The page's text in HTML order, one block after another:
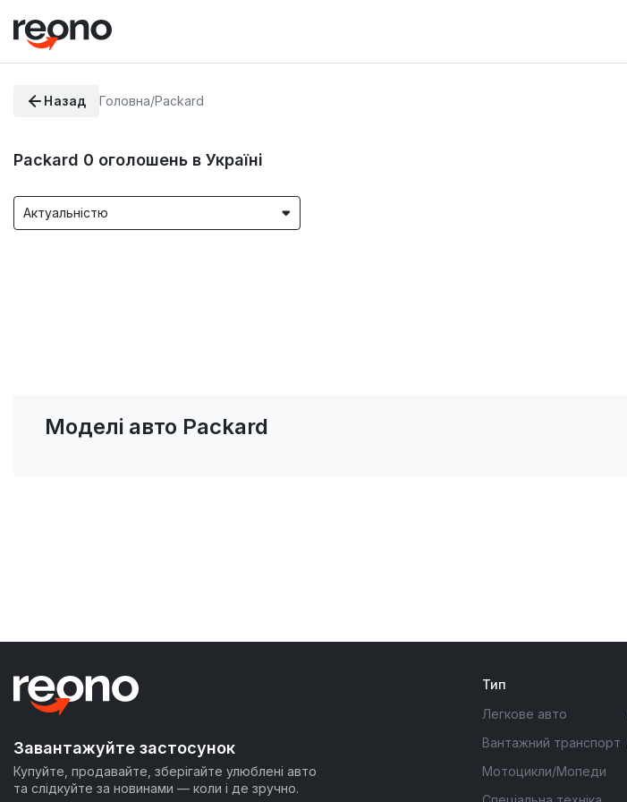
Назад Головна/Packard
Packard 0 оголошень в Україні
Актуальністю
Моделі авто Packard
Завантажуйте застосунок
Купуйте, продавайте, зберігайте улюблені авто
та слідкуйте за новинами — коли і де зручно.
Тип
Легкове авто
Вантажний транспорт
Мотоцикли/Мопеди